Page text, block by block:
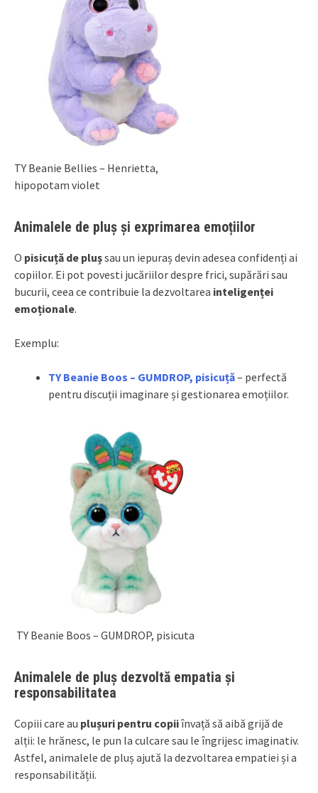
TY Beanie Bellies – Henrietta,
hipopotam violet
Animalele de pluș și exprimarea emoțiilor
O pisicuță de plușsau un iepuraș devin adesea confidenți ai
copiilor. Ei pot povesti jucăriilor despre frici, supărări sau
bucurii, ceea ce contribuie la dezvoltarea inteligenței
emoționale.
Exemplu:
TY Beanie Boos – GUMDROP, pisicuță– perfectă
pentru discuții imaginare și gestionarea emoțiilor.
TY Beanie Boos – GUMDROP, pisicuta
Animalele de pluș dezvoltă empatia și
responsabilitatea
Copiii care au plușuri pentru copiiînvață să aibă grijă de
alții: le hrănesc, le pun la culcare sau le îngrijesc imaginativ.
Astfel, animalele de pluș ajută la dezvoltarea empatiei și a
responsabilității.